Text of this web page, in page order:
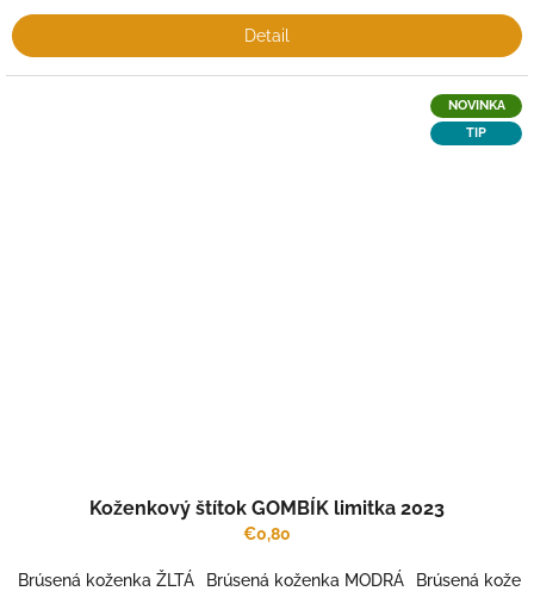
Detail
NOVINKA
TIP
Koženkový štítok GOMBÍK limitka 2023
€0,80
Brúsená koženka ŽLTÁ Brúsená koženka MODRÁ Brúsená